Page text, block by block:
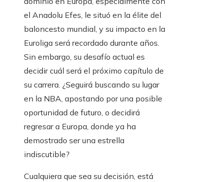
el Anadolu Efes, le situó en la élite del
baloncesto mundial, y su impacto en la
Euroliga será recordado durante años.
Sin embargo, su desafío actual es
decidir cuál será el próximo capítulo de
su carrera. ¿Seguirá buscando su lugar
en la NBA, apostando por una posible
oportunidad de futuro, o decidirá
regresar a Europa, donde ya ha
demostrado ser una estrella
indiscutible?
Cualquiera que sea su decisión, está